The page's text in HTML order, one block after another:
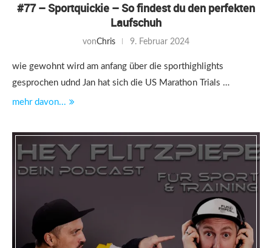
#77 – Sportquickie – So findest du den perfekten
Laufschuh
vonChris 9. Februar 2024
wie gewohnt wird am anfang über die sporthighlights
gesprochen udnd Jan hat sich die US Marathon Trials …
mehr davon...